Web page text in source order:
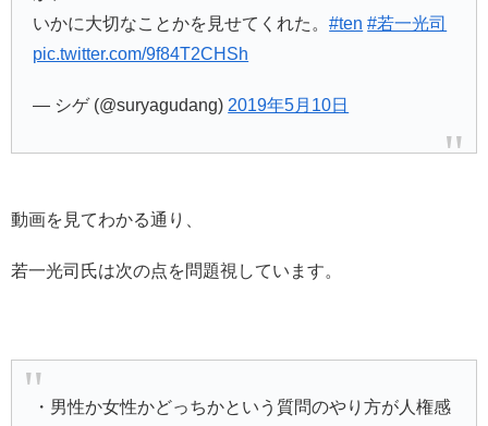
いかに大切なことかを見せてくれた。#ten #若一光司
pic.twitter.com/9f84T2CHSh
— シゲ (@suryagudang) 2019年5月10日
動画を見てわかる通り、
若一光司氏は次の点を問題視しています。
・男性か女性かどっちかという質問のやり方が人権感